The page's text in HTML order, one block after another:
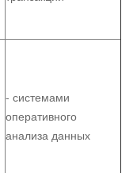
- системами
оперативного
анализа данных